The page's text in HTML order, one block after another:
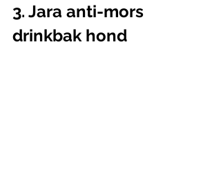
3. Jara anti-mors
drinkbak hond